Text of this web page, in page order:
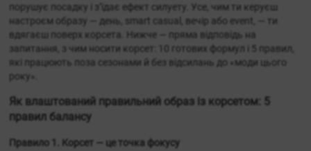
порушує посадку і з’їдає ефект силуету. Усе, чим ти керуєш
настроєм образу — день, smart casual, вечір або event, — ти
вдягаєш поверх корсета. Нижче — пряма відповідь на
запитання, з чим носити корсет: 10 готових формул і 5 правил,
які працюють поза сезонами й без відсилань до «моди цього
року».
Як влаштований правильний образ із корсетом: 5
правил балансу
Правило 1. Корсет — це точка фокусу